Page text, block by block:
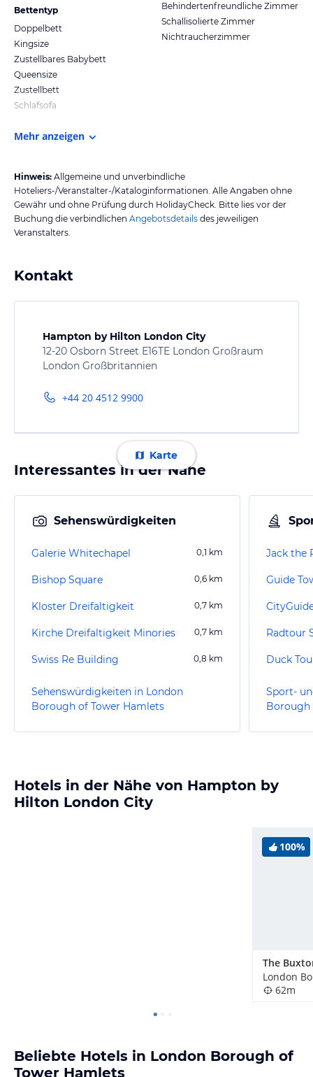
Bettentyp
Doppelbett
Kingsize
Zustellbares Babybett
Queensize
Zustellbett
Schlafsofa
Behindertenfreundliche Zimmer
Schallisolierte Zimmer
Nichtraucherzimmer
Mehr anzeigen
Hinweis: Allgemeine und unverbindliche
Hoteliers-/Veranstalter-/Kataloginformationen. Alle Angaben ohne
Gewähr und ohne Prüfung durch HolidayCheck. Bitte lies vor der
Buchung die verbindlichen Angebotsdetails des jeweiligen
Veranstalters.
Kontakt
Hampton by Hilton London City
12-20 Osborn Street E16TE London Großraum
London Großbritannien
+44 20 4512 9900
Karte
Interessantes in der Nähe
Sehenswürdigkeiten
Galerie Whitechapel 0,1 km
Bishop Square 0,6 km
Kloster Dreifaltigkeit 0,7 km
Kirche Dreifaltigkeit Minories 0,7 km
Swiss Re Building 0,8 km
Sehenswürdigkeiten in London
Borough of Tower Hamlets
Jack the
Guide
Duck
Sport-
Borough
Hotels in der Nähe von Hampton by
Hilton London City
100%
The
62m
Beliebte Hotels in London Borough of
Tower Hamlets